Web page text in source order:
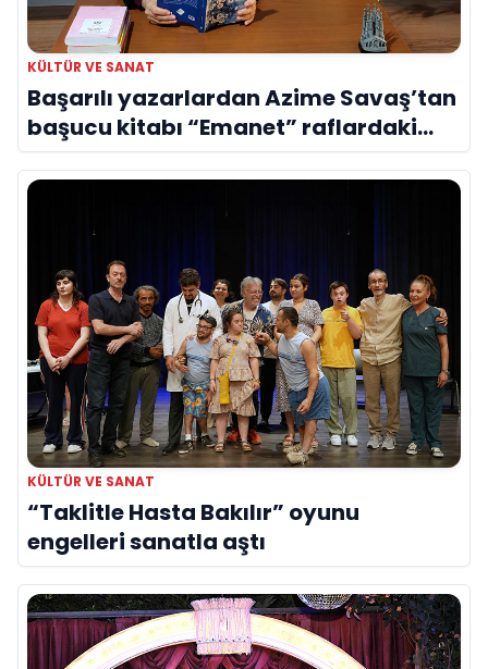
KÜLTÜR VE SANAT
Başarılı yazarlardan Azime Savaş’tan
başucu kitabı “Emanet” raflardaki
yerini aldı
KÜLTÜR VE SANAT
“Taklitle Hasta Bakılır” oyunu
engelleri sanatla aştı